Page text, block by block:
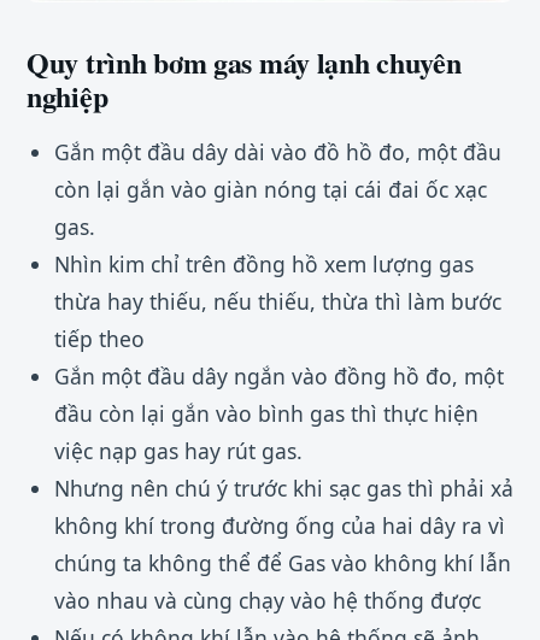
Quy trình bơm gas máy lạnh chuyên
nghiệp
Gắn một đầu dây dài vào đồ hồ đo, một đầu
còn lại gắn vào giàn nóng tại cái đai ốc xạc
gas.
Nhìn kim chỉ trên đồng hồ xem lượng gas
thừa hay thiếu, nếu thiếu, thừa thì làm bước
tiếp theo
Gắn một đầu dây ngắn vào đồng hồ đo, một
đầu còn lại gắn vào bình gas thì thực hiện
việc nạp gas hay rút gas.
Nhưng nên chú ý trước khi sạc gas thì phải xả
không khí trong đường ống của hai dây ra vì
chúng ta không thể để Gas vào không khí lẫn
vào nhau và cùng chạy vào hệ thống được